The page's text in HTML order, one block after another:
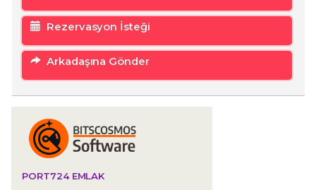
Rezervasyon İsteği
Arkadaşına Gönder
PORT724 EMLAK